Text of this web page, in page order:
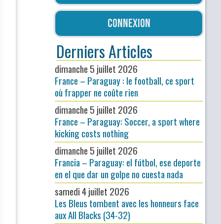
Connexion
Derniers Articles
dimanche 5 juillet 2026
France – Paraguay : le football, ce sport
où frapper ne coûte rien
dimanche 5 juillet 2026
France – Paraguay: Soccer, a sport where
kicking costs nothing
dimanche 5 juillet 2026
Francia – Paraguay: el fútbol, ese deporte
en el que dar un golpe no cuesta nada
samedi 4 juillet 2026
Les Bleus tombent avec les honneurs face
aux All Blacks (34-32)